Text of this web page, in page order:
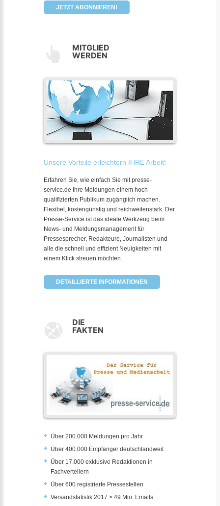
JETZT ABONNIEREN!
MITGLIED
WERDEN
Unsere Vorteile erleichtern IHRE Arbeit!
Erfahren Sie, wie einfach Sie mit presse-
service.de Ihre Meldungen einem hoch
qualifizierten Publikum zugänglich machen.
Flexibel, kostengünstig und reichweitenstark. Der
Presse-Service ist das ideale Werkzeug beim
News- und Meldungsmanagement für
Pressesprecher, Redakteure, Journalisten und
alle die schnell und effizient Neuigkeiten mit
einem Klick streuen möchten.
DETAILLIERTE INFORMATIONEN
DIE
FAKTEN
Über 200.000 Meldungen pro Jahr
Über 400.000 Empfänger deutschlandweit
Über 17.000 exklusive Redaktionen in
Fachverteilern
Über 600 registrierte Pressestellen
Versandstatistik 2017 > 49 Mio. Emails